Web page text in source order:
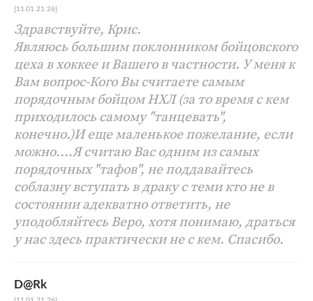
[11.01 21:26]
Здравствуйте, Крис.
Являюсь большим поклонником бойцовского
цеха в хоккее и Вашего в частности. У меня к
Вам вопрос-Кого Вы считаете самым
порядочным бойцом НХЛ (за то время с кем
приходилось самому "танцевать",
конечно.)И еще маленькое пожелание, если
можно....Я считаю Вас одним из самых
порядочных "тафов", не поддавайтесь
соблазну вступать в драку с теми кто не в
состоянии адекватно ответить, не
уподобляйтесь Веро, хотя понимаю, драться
у нас здесь практически не с кем. Спасибо.
D@Rk